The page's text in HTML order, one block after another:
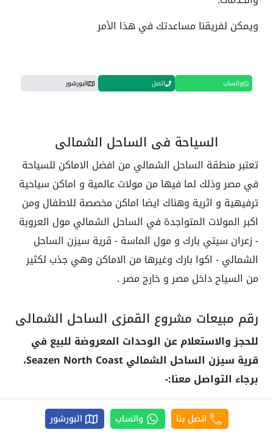
ويمكن لفريقنا مساعدتك في هذا الأمر
واتساب اتصل البورشور
السياحة في الساحل الشمالي
تعتبر منطقة الساحل الشمالي من افضل الاماكن للسياحة
في مصر وذلك لما فيها من مولات عالمية و اماكن سياحية
ترفيهية و اثرية وهناك ايضا اماكن مخصصة للاطفال ومن
اكبر المولات المتواجدة في الساحل الشمالي مول العروبة
- زعران سيتي بارك و مول الماسة - قرية سيزن الساحل
الشمالي - اكوا بارك وغيرها من الاماكن وهي جذب لكثير
من السياح داخل مصر و خارج مصر .
رقم مبيعات مشروع القمزي الساحل الشمالي
للحجز والاستعلام عن الوحدات المعروضة للبيع في
قرية سيزن الساحل الشمالي Seazen North Coast،
برجاء التواصل معنا:-
اتصل بنا علي 01040305220
أو عبر الواتساب01040305220 اتصل بنا واتساب البورشور